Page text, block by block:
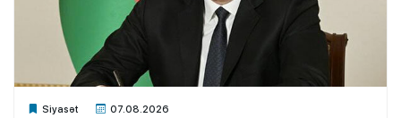
Siyasət 07.08.2026
Xalq.Online